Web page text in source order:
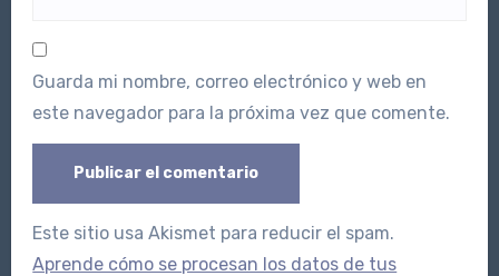
Guarda mi nombre, correo electrónico y web en
este navegador para la próxima vez que comente.
Este sitio usa Akismet para reducir el spam.
Aprende cómo se procesan los datos de tus